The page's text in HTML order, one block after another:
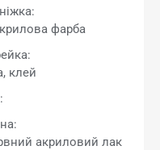
фарба
клей
акриловий лак